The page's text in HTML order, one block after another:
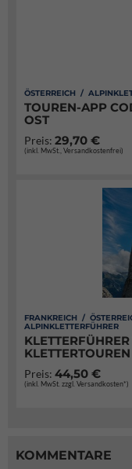
ÖSTERREICH /
TOUREN-APP
OST
Preis: 29,70 €
(inkl. MwSt., Versandkostenfrei)
FRANKREICH /
ALPINKLETTERFÜHRER
KLETTERTOUREN
Preis: 44,50 €
(inkl. MwSt. zzgl. Versandkosten*)
KOMMENTARE